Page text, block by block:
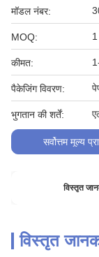
मॉडल नंबर:
MOQ:
कीमत:
पैकेजिंग विवरण:
भुगतान की शर्तें:
सर्वोत्तम मूल्य
विस्तृत
विस्तृत